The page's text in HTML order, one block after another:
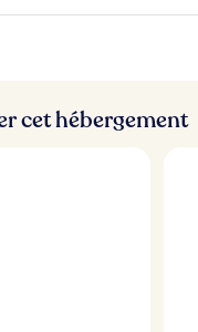
cet hébergement